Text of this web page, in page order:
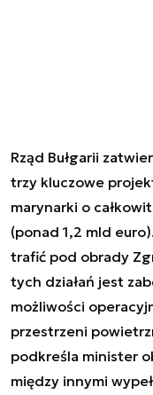
Rząd Bułgarii
trzy kluczowe
marynarki o
(ponad 1,2 mld
trafić pod obrady
tych działań jest
możliwości
przestrzeni
podkreśla minister
między innymi